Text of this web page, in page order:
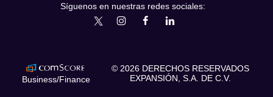
Síguenos en nuestras redes sociales:
expansionmxExpansionMex
Business/Finance
© 2026 DERECHOS RESERVADOS
EXPANSIÓN, S.A. DE C.V.